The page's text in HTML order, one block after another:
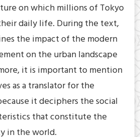
on which millions of Tokyo
daily life. During the text,
the impact of the modern
on the urban landscape
it is important to mention
as a translator for the
it deciphers the social
that constitute the
in the world.